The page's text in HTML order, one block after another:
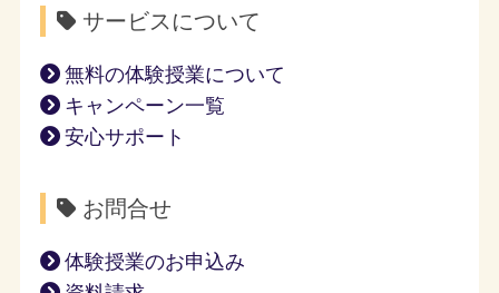
サービスについて
無料の体験授業について
キャンペーン一覧
安心サポート
お問合せ
体験授業のお申込み